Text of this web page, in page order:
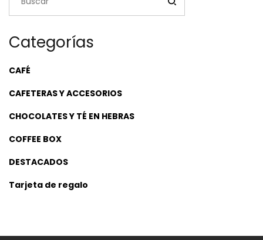
Categorías
CAFÉ
CAFETERAS Y ACCESORIOS
CHOCOLATES Y TÉ EN HEBRAS
COFFEE BOX
DESTACADOS
Tarjeta de regalo